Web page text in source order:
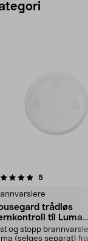
5anmeldelser
trådløs
til Luma
og stopp
(selges separat)
4.0 av 5 stjerner